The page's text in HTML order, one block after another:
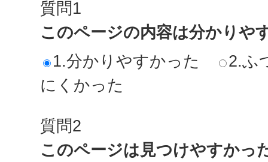
質問1
このページの内容は分かりや
1.分かりやすかった
2.ふ
にくかった
質問2
このページは見つけやすかっ